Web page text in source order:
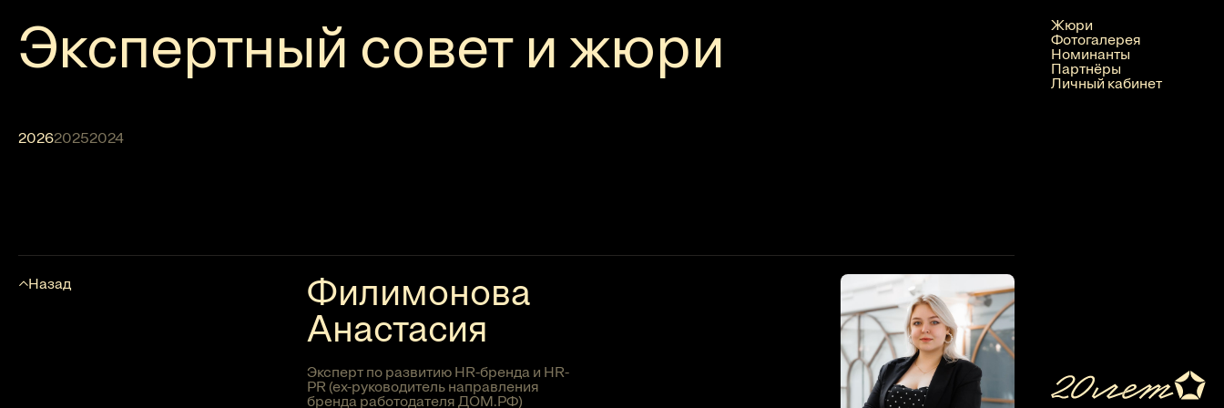
Жюри
Фотогалерея
Номинанты
Партнёры
Личный кабинет
Экспертный совет и жюри
202620252024
Назад
Филимонова
Анастасия
Эксперт по развитию HR-бренда и HR-
PR (ex-руководитель направления
бренда работодателя ДОМ.РФ)